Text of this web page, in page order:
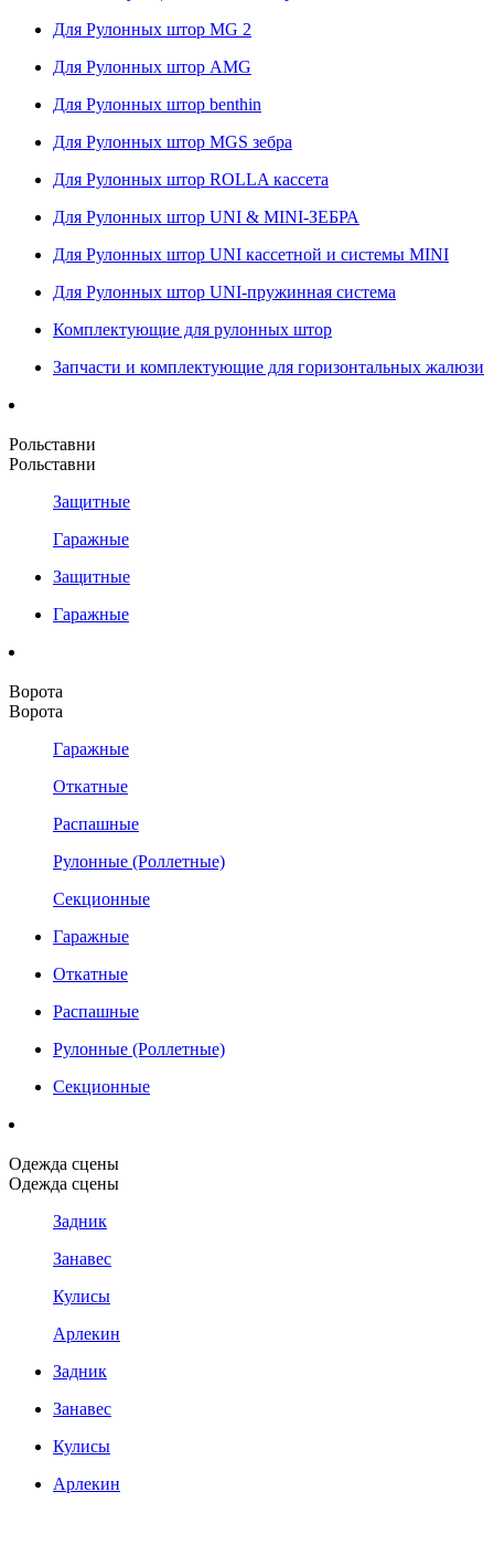
Для Рулонных штор MG 2
Для Рулонных штор AMG
Для Рулонных штор benthin
Для Рулонных штор MGS зебра
Для Рулонных штор ROLLA кассета
Для Рулонных штор UNI & MINI-ЗЕБРА
Для Рулонных штор UNI кассетной и системы MINI
Для Рулонных штор UNI-пружинная система
Комплектующие для рулонных штор
Запчасти и комплектующие для горизонтальных жалюзи
Рольставни
Рольставни
Защитные
Гаражные
Защитные
Гаражные
Ворота
Ворота
Гаражные
Откатные
Распашные
Рулонные (Роллетные)
Секционные
Гаражные
Откатные
Распашные
Рулонные (Роллетные)
Секционные
Одежда сцены
Одежда сцены
Задник
Занавес
Кулисы
Арлекин
Задник
Занавес
Кулисы
Арлекин